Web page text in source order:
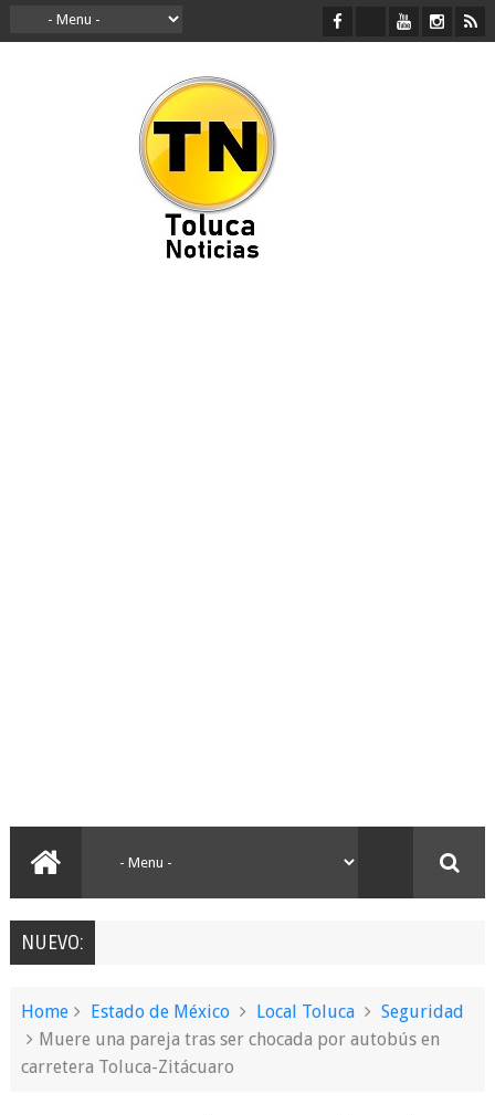
NUEVO:
Home Estado de México Local Toluca
Seguridad
Muere una pareja tras ser chocada por autobús en
carretera Toluca-Zitácuaro